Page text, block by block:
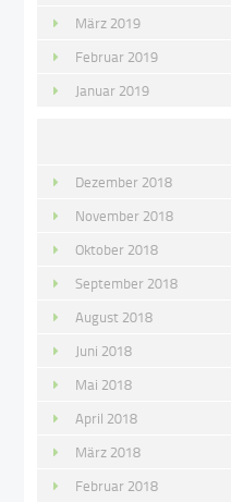
März 2019
Februar 2019
Januar 2019
Dezember 2018
November 2018
Oktober 2018
September 2018
August 2018
Juni 2018
Mai 2018
April 2018
März 2018
Februar 2018